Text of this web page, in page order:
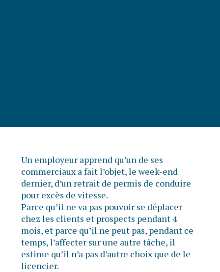
Un employeur apprend qu’un de ses
commerciaux a fait l’objet, le week-end
dernier, d’un retrait de permis de conduire
pour excès de vitesse.
Parce qu’il ne va pas pouvoir se déplacer
chez les clients et prospects pendant 4
mois, et parce qu’il ne peut pas, pendant ce
temps, l’affecter sur une autre tâche, il
estime qu’il n’a pas d’autre choix que de le
licencier.